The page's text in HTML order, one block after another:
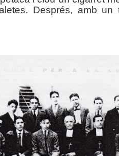
Després, amb un